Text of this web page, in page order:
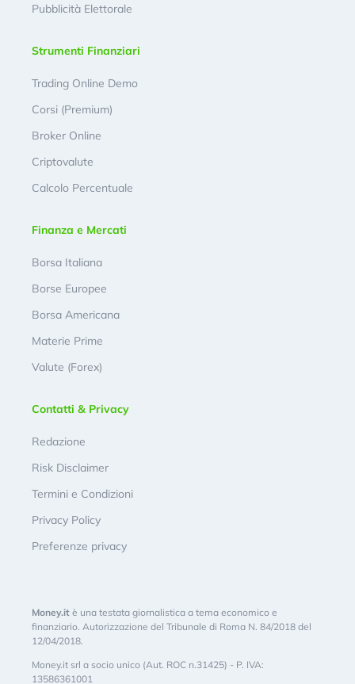
Pubblicità Elettorale
Strumenti Finanziari
Trading Online Demo
Corsi (Premium)
Broker Online
Criptovalute
Calcolo Percentuale
Finanza e Mercati
Borsa Italiana
Borse Europee
Borsa Americana
Materie Prime
Valute (Forex)
Contatti & Privacy
Redazione
Risk Disclaimer
Termini e Condizioni
Privacy Policy
Preferenze privacy
Money.it è una testata giornalistica a tema economico e
finanziario. Autorizzazione del Tribunale di Roma N. 84/2018 del
12/04/2018.
Money.it srl a socio unico (Aut. ROC n.31425) - P. IVA:
13586361001